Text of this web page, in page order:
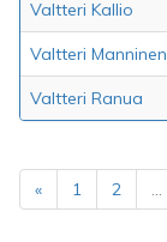
Valtteri Kallio
Valtteri Manninen
Valtteri Ranua
« 1 2 ...